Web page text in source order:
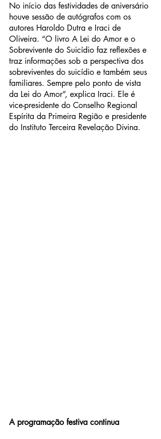
No início das festividades de aniversário
houve sessão de autógrafos com os
autores Haroldo Dutra e Iraci de
Oliveira. “O livro A Lei do Amor e o
Sobrevivente do Suicídio faz reflexões e
traz informações sob a perspectiva dos
sobreviventes do suicídio e também seus
familiares. Sempre pelo ponto de vista
da Lei do Amor”, explica Iraci. Ele é
vice-presidente do Conselho Regional
Espírita da Primeira Região e presidente
do Instituto Terceira Revelação Divina.
A programação festiva continua